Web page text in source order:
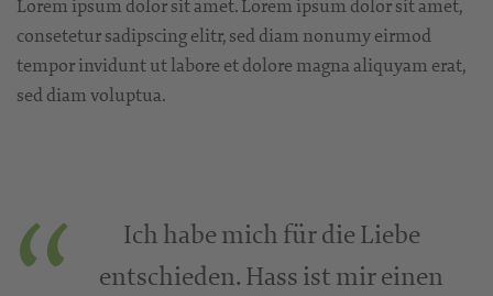
Lorem ipsum dolor sit amet. Lorem ipsum dolor sit amet,
consetetur sadipscing elitr, sed diam nonumy eirmod
tempor invidunt ut labore et dolore magna aliquyam erat,
sed diam voluptua.
Ich habe mich für die Liebe
entschieden. Hass ist mir einen